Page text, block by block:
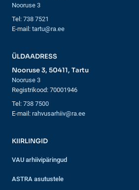
Nooruse 3
Tel: 738 7521
E-mail: tartu@ra.ee
ÜLDAADRESS
Nooruse 3, 50411, Tartu
Nooruse 3
Registrikood: 70001946
Tel: 738 7500
E-mail: rahvusarhiiv@ra.ee
KIIRLINGID
VAU arhiivipäringud
ASTRA asutustele